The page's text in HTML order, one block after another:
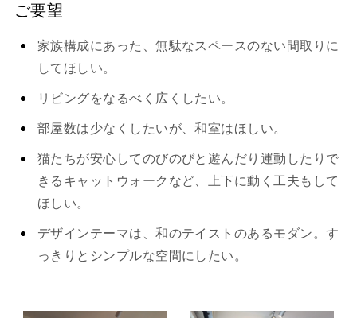
ご要望
家族構成にあった、無駄なスペースのない間取りに
してほしい。
リビングをなるべく広くしたい。
部屋数は少なくしたいが、和室はほしい。
猫たちが安心してのびのびと遊んだり運動したりで
きるキャットウォークなど、上下に動く工夫もして
ほしい。
デザインテーマは、和のテイストのあるモダン。す
っきりとシンプルな空間にしたい。